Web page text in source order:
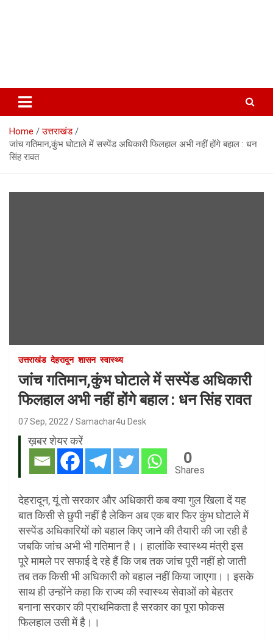
Home
उत्तराखंड
जांच गतिमान,कुंभ घोटाले में सस्पेंड अधिकारी फिलहाल अभी नहीं होंगे बहाल : धन
सिंह रावत
उत्तराखंड देहरादून शासन स्वास्थ्य
जांच गतिमान,कुंभ घोटाले में सस्पेंड अधिकारी
फिलहाल अभी नहीं होंगे बहाल : धन सिंह रावत
07 Sep, 2022 Samachar4u Desk
ख़बर शेयर करें
0
Shares
देहरादून, यूं तो सरकार और अधिकारी कब क्या गुल खिला दें यह
बात किसी से छुपी नहीं है लेकिन अब एक बार फिर कुंभ घोटाले में
सस्पेंड अधिकारियों को बहाल किए जाने की तैयारी की जा रही है
जबकि जांच अभी भी गतिमान है।। हालांकि स्वास्थ्य मंत्री इस
पूरे मामले पर सफाई दे रहे हैं कि जब तक जांच पूरी नहीं हो जाती
तब तक किसी भी अधिकारी को बहाल नहीं किया जाएगा।। इसके
साथ ही उन्होंने कहा कि राज्य की स्वास्थ्य सेवाओं को बेहतर
बनाना सरकार की प्राथमिकता है सरकार का पूरा फोकस
फिलहाल उसी में है।।